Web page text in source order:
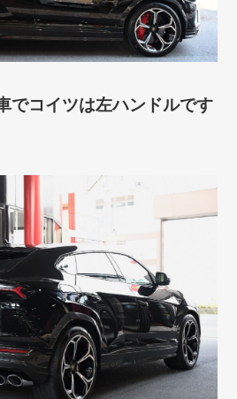
でコイツは左ハンドルです